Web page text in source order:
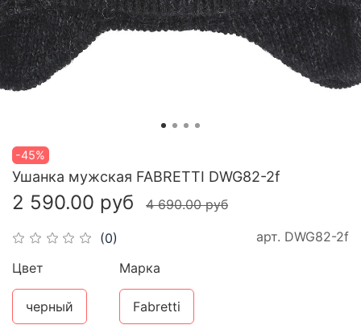
-45%
(0) арт. DWG82-2f
Ушанка мужская FABRETTI DWG82-2f
2 590.00 руб 4 690.00 руб
Цвет
черный
Марка
Fabretti